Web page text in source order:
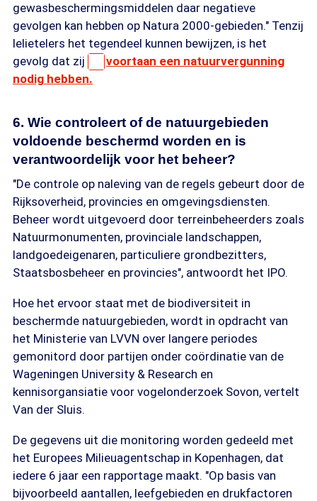
gewasbeschermingsmiddelen daar negatieve
gevolgen kan hebben op Natura 2000-gebieden." Tenzij
lelietelers het tegendeel kunnen bewijzen, is het
gevolg dat zij
voortaan een natuurvergunning
nodig hebben.
6. Wie controleert of de natuurgebieden
voldoende beschermd worden en is
verantwoordelijk voor het beheer?
"De controle op naleving van de regels gebeurt door de
Rijksoverheid, provincies en omgevingsdiensten.
Beheer wordt uitgevoerd door terreinbeheerders zoals
Natuurmonumenten, provinciale landschappen,
landgoedeigenaren, particuliere grondbezitters,
Staatsbosbeheer en provincies", antwoordt het IPO.
Hoe het ervoor staat met de biodiversiteit in
beschermde natuurgebieden, wordt in opdracht van
het Ministerie van LVVN over langere periodes
gemonitord door partijen onder coördinatie van de
Wageningen University & Research en
kennisorgansiatie voor vogelonderzoek Sovon, vertelt
Van der Sluis.
De gegevens uit die monitoring worden gedeeld met
het Europees Milieuagentschap in Kopenhagen, dat
iedere 6 jaar een rapportage maakt. "Op basis van
bijvoorbeeld aantallen, leefgebieden en drukfactoren